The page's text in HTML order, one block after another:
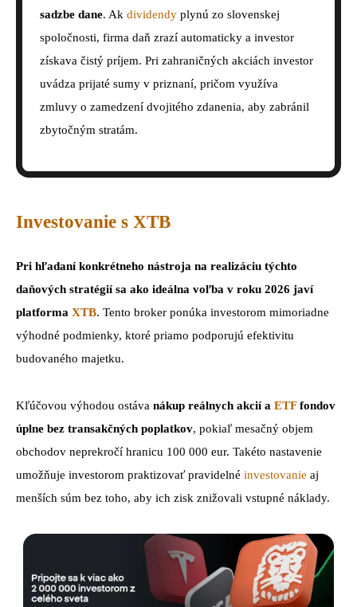
sadzbe dane. Ak dividendy plynú zo slovenskej
spoločnosti, firma daň zrazí automaticky a investor
získava čistý príjem. Pri zahraničných akciách investor
uvádza prijaté sumy v priznaní, pričom využíva
zmluvy o zamedzení dvojitého zdanenia, aby zabránil
zbytočným stratám.
Investovanie s XTB
Pri hľadaní konkrétneho nástroja na realizáciu týchto
daňových stratégií sa ako ideálna voľba v roku 2026 javí
platforma XTB. Tento broker ponúka investorom mimoriadne
výhodné podmienky, ktoré priamo podporujú efektivitu
budovaného majetku.
Kľúčovou výhodou ostáva nákup reálnych akcií a ETFfondov
úplne bez transakčných poplatkov, pokiaľ mesačný objem
obchodov neprekročí hranicu 100 000 eur. Takéto nastavenie
umožňuje investorom praktizovať pravidelné investovanie aj
menších súm bez toho, aby ich zisk znižovali vstupné náklady.